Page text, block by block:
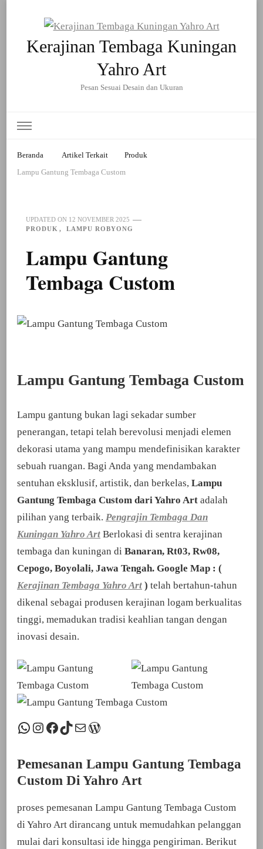
Kerajinan Tembaga Kuningan
Yahro Art
Pesan Sesuai Desain dan Ukuran
Beranda Artikel Terkait
Produk
Lampu Gantung Tembaga Custom
UPDATED ON 12 NOVEMBER 2025
PRODUK
LAMPU ROBYONG
Lampu Gantung
Tembaga Custom
Lampu Gantung Tembaga Custom
Lampu gantung bukan lagi sekadar sumber
penerangan, tetapi telah berevolusi menjadi elemen
dekorasi utama yang mampu mendefinisikan karakter
sebuah ruangan. Bagi Anda yang mendambakan
sentuhan eksklusif, artistik, dan berkelas, Lampu
Gantung Tembaga Custom dari Yahro Art adalah
pilihan yang terbaik. Pengrajin Tembaga Dan
Kuningan Yahro Art Berlokasi di sentra kerajinan
tembaga dan kuningan di Banaran, Rt03, Rw08,
Cepogo, Boyolali, Jawa Tengah. Google Map : (
Kerajinan Tembaga Yahro Art ) telah bertahun-tahun
dikenal sebagai produsen kerajinan logam berkualitas
tinggi, memadukan tradisi keahlian tangan dengan
inovasi desain.
WhatsApp
Instagram
Facebook
TikTok
MailWordPress
Pemesanan Lampu Gantung Tembaga
Custom Di Yahro Art
proses pemesanan Lampu Gantung Tembaga Custom
di Yahro Art dirancang untuk memudahkan pelanggan
mulai dari konsultasi ide hingga pengiriman. Berikut